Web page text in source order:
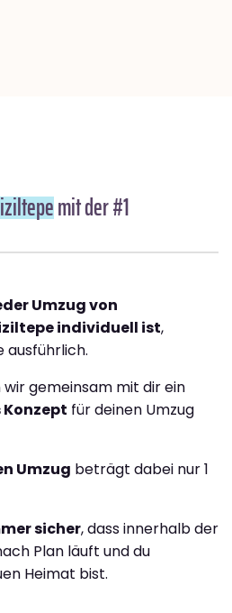
mit der #1
Umzug von
individuell ist,
ausführlich.
gemeinsam mit dir ein
für deinen Umzug
Umzug beträgt dabei nur 1
sicher, dass innerhalb der
Plan läuft und du
Heimat bist.